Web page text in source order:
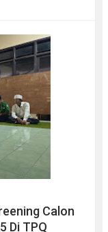
Calon
Di TPQ